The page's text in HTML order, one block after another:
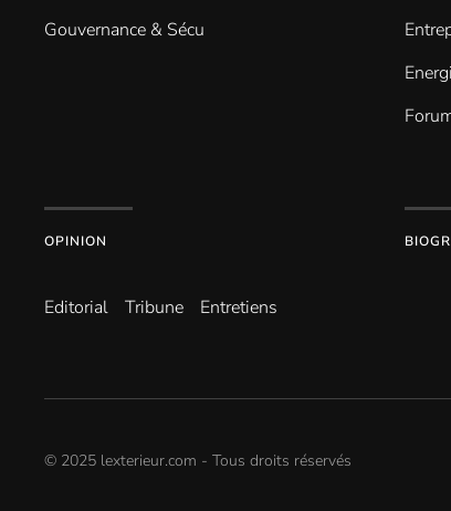
Gouvernance & Sécu
OPINION
Editorial Tribune Entretiens
© 2025 lexterieur.com - Tous droits réservés